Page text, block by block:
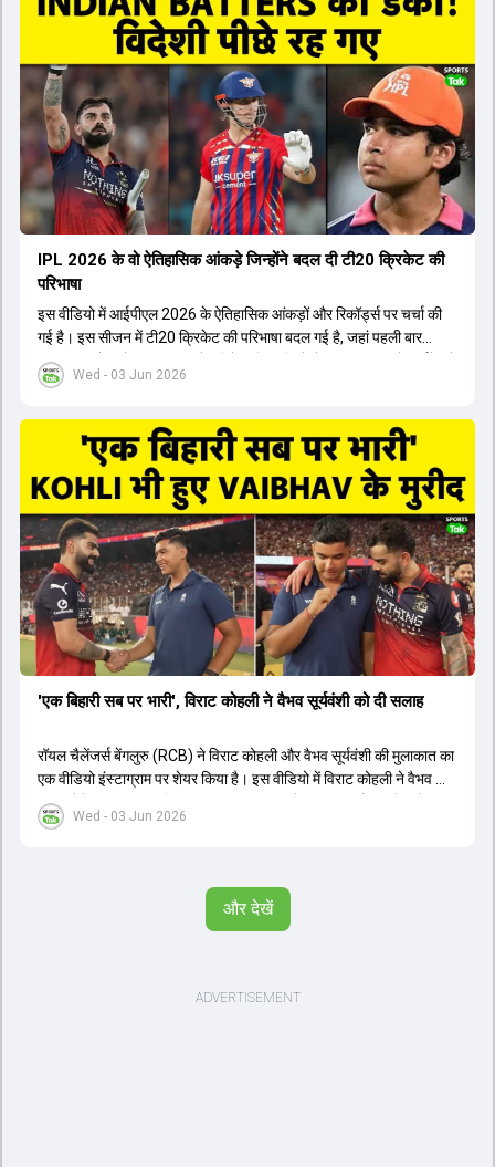
जैसे भारतीय खिलाड़ियों को टीम में शामिल किया गया, जिन्होंने शानदार प्रदर्शन
किया। इसके अलावा, Virat Kohli की भूमिका में भी बदलाव देखा गया, जहां वह
अब टीम के युवा खिलाड़ियों के साथ ज्यादा जुड़े हुए नजर आते हैं। कप्तान Rajat
Patidar के नेतृत्व में टीम का कम्युनिकेशन बहुत स्पष्ट रहा है। एनालिस्ट से लेकर
मैनेजमेंट तक, सभी एक ही पेज पर रहते हैं, जिससे मैदान पर कोई कंफ्यूजन नहीं
होता। यही कारण है कि RCB ने लगातार सफलता हासिल की है।
Wed - 03 Jun 2026
IPL 2026 के वो ऐतिहासिक आंकड़े जिन्होंने बदल दी टी20 क्रिकेट की
परिभाषा
इस वीडियो में आईपीएल 2026 के ऐतिहासिक आंकड़ों और रिकॉर्ड्स पर चर्चा की
गई है। इस सीजन में टी20 क्रिकेट की परिभाषा बदल गई है, जहां पहली बार
भारतीय बल्लेबाजों का स्ट्राइक रेट विदेशी खिलाड़ियों से ज्यादा रहा। पूरे टूर्नामेंट में
1426 छक्के लगे और 65 बार टीमों ने 200 से ज्यादा का स्कोर बनाया, जो एक
स्ट्राइक रेट के साथ मोस्ट वैल्युएबल प्लेयर का खिताब जीता। इसके अलावा पंजाब
और बेंगलुरु के प्रदर्शन के साथ-साथ लक्ष्य का पीछा करने वाली टीमों की सफलता
के आंकड़ों का भी विश्लेषण किया गया है।
Wed - 03 Jun 2026
'एक बिहारी सब पर भारी', विराट कोहली ने वैभव सूर्यवंशी को दी सलाह
रॉयल चैलेंजर्स बेंगलुरु (RCB) ने विराट कोहली और वैभव सूर्यवंशी की मुलाकात का
एक वीडियो इंस्टाग्राम पर शेयर किया है। इस वीडियो में विराट कोहली ने वैभव को
सलाह देते हुए कहा, 'एक बिहारी सब पर भारी। बस गेम खत्म।' कोहली ने उन्हें खुद
पर विश्वास रखने और नकारात्मक बातों पर ध्यान न देने की सलाह दी। आईपीएल
सीरीज खेलेंगे। वहीं, विराट कोहली लंदन रवाना हो गए हैं और अगली वनडे सीरीज में
और देखें